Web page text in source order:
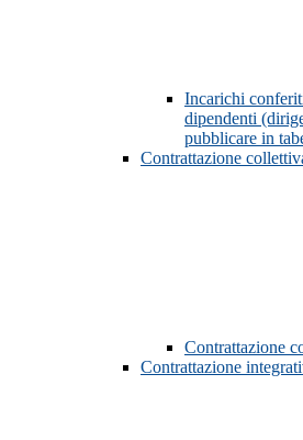
Incarichi
dipendenti
pubblicare in
Contrattazione
Contrattazione
Contrattazione